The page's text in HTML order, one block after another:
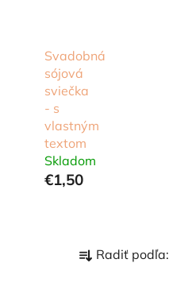
Svadobná
sójová
sviečka
- s
vlastným
textom
Skladom
€1,50
a Radiť podľa: